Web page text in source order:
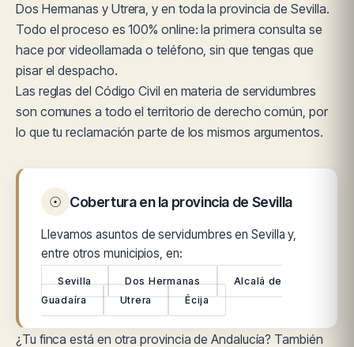
Dos Hermanas y Utrera, y en toda la provincia de Sevilla.
Todo el proceso es 100% online: la primera consulta se
hace por videollamada o teléfono, sin que tengas que
pisar el despacho.
Las reglas del Código Civil en materia de servidumbres
son comunes a todo el territorio de derecho común, por
lo que tu reclamación parte de los mismos argumentos.
☉ Cobertura en la provincia de Sevilla
Llevamos asuntos de servidumbres en Sevilla y,
entre otros municipios, en:
Sevilla Dos Hermanas
Alcalá de
Guadaíra
Utrera Écija
¿Tu finca está en otra provincia de Andalucía? También